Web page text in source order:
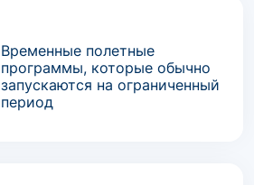
Временные полетные
программы, которые обычно
запускаются на ограниченный
период